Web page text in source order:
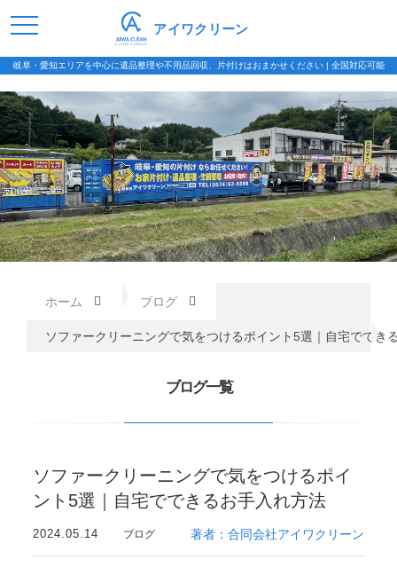
岐阜・愛知エリアを中心に遺品整理や不用品回収、片付けはおまかせください | 全国対応可能
アイワクリーン
ホーム ブログ
ソファークリーニングで気をつけるポイント5選｜自宅ででき
ブログ一覧
ソファークリーニングで気をつけるポイ
ント5選｜自宅でできるお手入れ方法
2024.05.14 ブログ 著者：合同会社アイワクリーン